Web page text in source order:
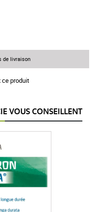
produit
de livraison
VOUS CONSEILLENT